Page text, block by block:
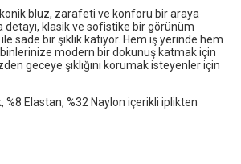
bluz, zarafeti ve konforu bir araya
detayı, klasik ve sofistike bir görünüm
sade bir şıklık katıyor. Hem iş yerinde hem
modern bir dokunuş katmak için
geceye şıklığını korumak isteyenler için
%8 Elastan, %32 Naylon içerikli iplikten